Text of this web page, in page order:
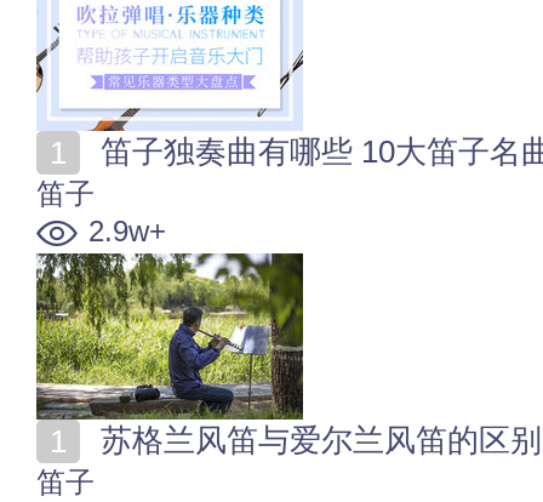
笛子独奏曲有哪些 10大笛子名
笛子
2.9w+
苏格兰风笛与爱尔兰风笛的区
笛子